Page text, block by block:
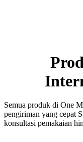
Semua produk di One
pengiriman yang cepat
konsultasi pemakaian